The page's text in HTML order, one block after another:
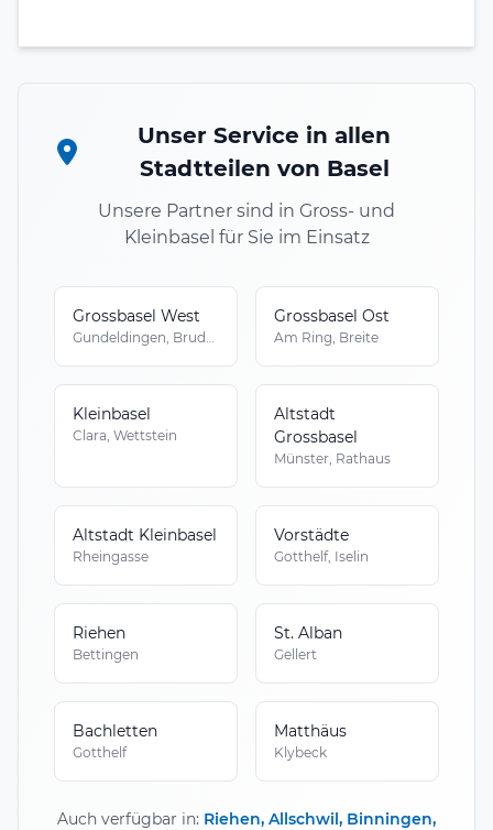
Unser Service in allen
Stadtteilen von Basel
Unsere Partner sind in Gross- und
Kleinbasel für Sie im Einsatz
Grossbasel West Grossbasel Ost
Am Ring, Breite
Kleinbasel
Clara, Wettstein
Altstadt
Grossbasel
Münster, Rathaus
Altstadt Kleinbasel
Rheingasse
Vorstädte
Gotthelf, Iselin
Riehen
Bettingen
St. Alban
Gellert
Bachletten
Gotthelf
Matthäus
Klybeck
Auch verfügbar in: Riehen, Allschwil, Binningen,